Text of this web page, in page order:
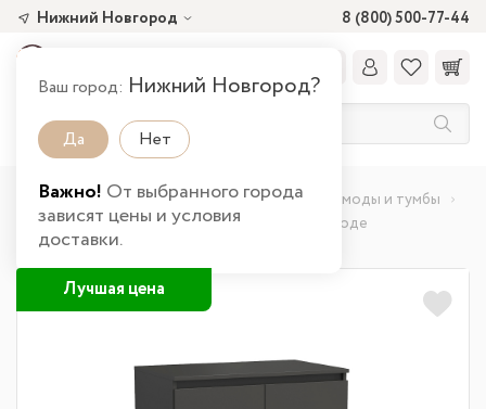
8 (800) 500-77-44
Нижний Новгород
Ваш город: Нижний Новгород?
Да Нет
Важно! От выбранного города
зависят цены и условия
доставки.
Главная Каталог товаров Детская
Комоды и тумбы
Тумба 82.06 Берген (2-х дв.) в Нижнем Новгороде
Лучшая цена